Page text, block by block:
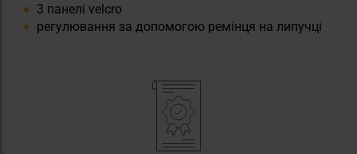
3 панелі velcro
регулювання за допомогою ремінця на липучці